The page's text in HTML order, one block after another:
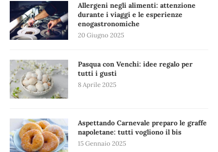
Allergeni negli alimenti: attenzione
durante i viaggi e le esperienze
enogastronomiche
20 Giugno 2025
Pasqua con Venchi: idee regalo per
tutti i gusti
8 Aprile 2025
Aspettando Carnevale preparo le graffe
napoletane: tutti vogliono il bis
15 Gennaio 2025